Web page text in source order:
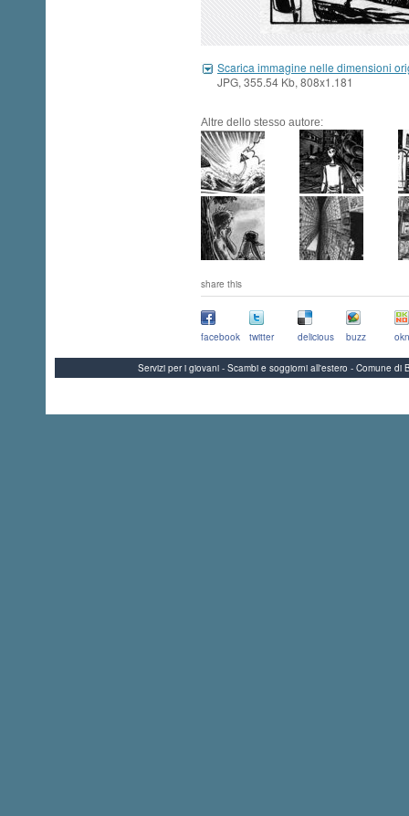
Scarica immagine nelle dimensioni
JPG, 355.54 Kb, 808x1.181
Altre dello stesso autore:
share this
facebook twitter delicious buzz
Servizi per i giovani - Scambi e soggiorni all'estero - Comune